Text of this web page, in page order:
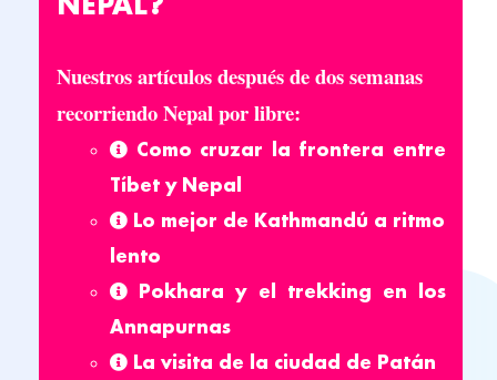
Nuestros artículos después de dos semanas
recorriendo Nepal por libre:
Como cruzar la frontera entre
Tíbet y Nepal
Lo mejor de Kathmandú a ritmo
lento
Pokhara y el trekking en los
Annapurnas
La visita de la ciudad de Patán